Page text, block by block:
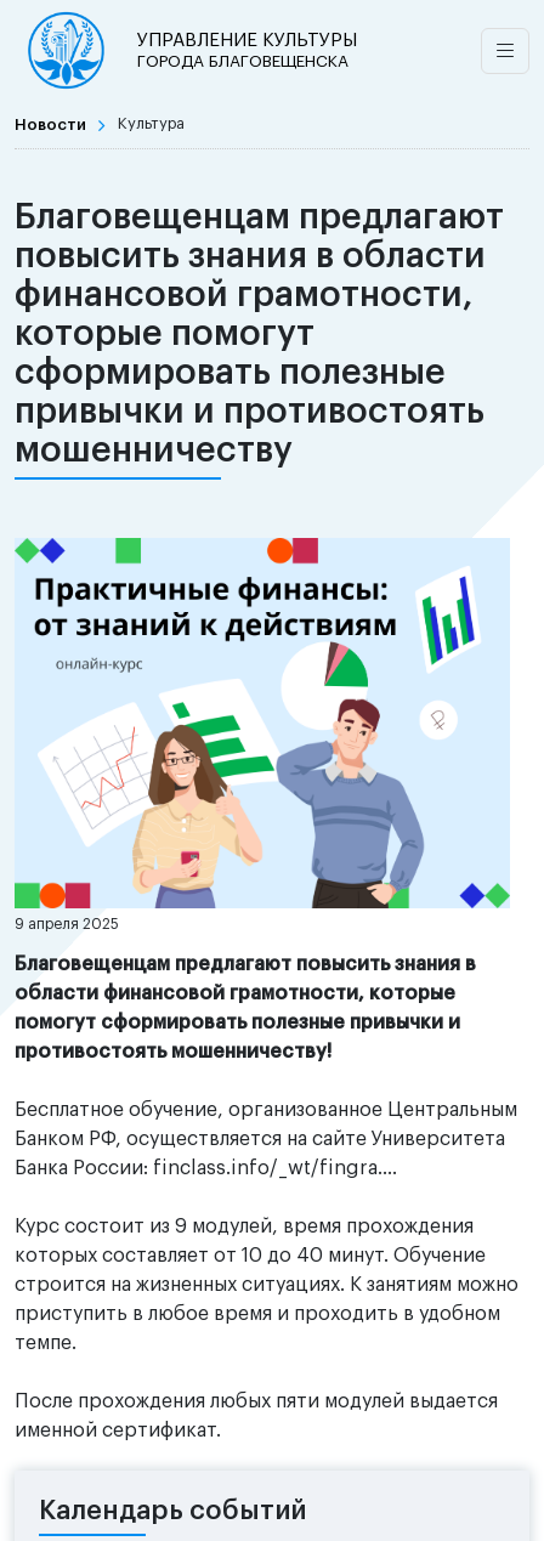
УПРАВЛЕНИЕ КУЛЬТУРЫ
ГОРОДА БЛАГОВЕЩЕНСКА
Новости Культура
Благовещенцам предлагают
повысить знания в области
финансовой грамотности,
которые помогут
сформировать полезные
привычки и противостоять
мошенничеству
9 апреля 2025
Благовещенцам предлагают повысить знания в
области финансовой грамотности, которые
помогут сформировать полезные привычки и
противостоять мошенничеству!
Бесплатное обучение, организованное Центральным
Банком РФ, осуществляется на сайте Университета
Банка России: finclass.info/_wt/fingra....
Курс состоит из 9 модулей, время прохождения
которых составляет от 10 до 40 минут. Обучение
строится на жизненных ситуациях. К занятиям можно
приступить в любое время и проходить в удобном
темпе.
После прохождения любых пяти модулей выдается
именной сертификат.
Календарь событий